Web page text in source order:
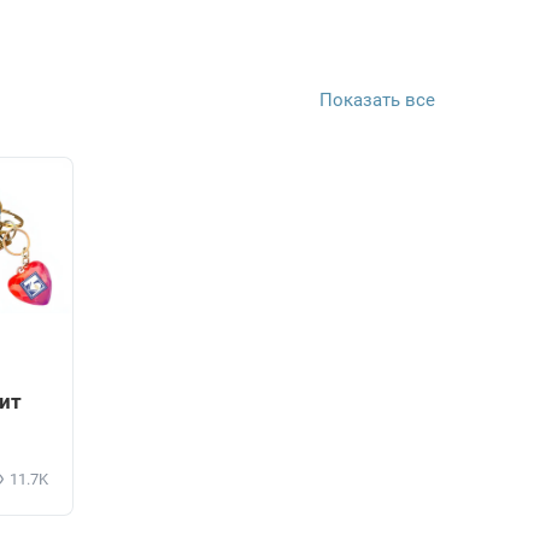
Показать все
11.7K